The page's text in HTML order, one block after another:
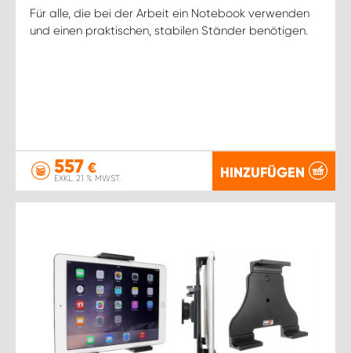
Für alle, die bei der Arbeit ein Notebook verwenden
und einen praktischen, stabilen Ständer benötigen.
557 €
EXKL. 21 % MWST. HINZUFÜGEN